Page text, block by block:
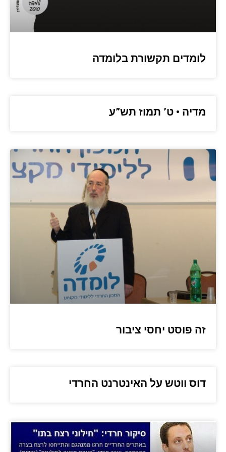
לומדים תקשורת בלומדה
מדיה • ט’ תמוז תש”ע
זה פוסט יחסי ציבור
דוס ווטש על האינטרנט החרדי